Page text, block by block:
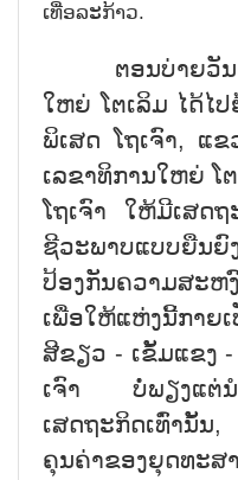
ເທື່ອລະກ້າວ.
ຕອນບ່າຍວັນດຽ
ໃຫຍ່ ໂຕເລິມ ໄດ້ໄ
ພິເສດ ໂຖເຈົາ, ແ
ເລຂາທິການໃຫຍ່ ໂ
ໂຖເຈົາ ໃຫ້ມີເສດ
ຊີວະພາບແບບຍືນຍົ
ປ້ອງກັນຄວາມສະ
ເພື່ອໃຫ້ແຫ່ງນີ້ກາຍ
ສີຂຽວ - ເຂັ້ມແຂງ
ເຈົາ ບໍ່ພຽງແຕ່ນຳ
ເສດຖະກິດເທົ່າ
ຄຸນຄ່າຂອງຍຸດທະສ